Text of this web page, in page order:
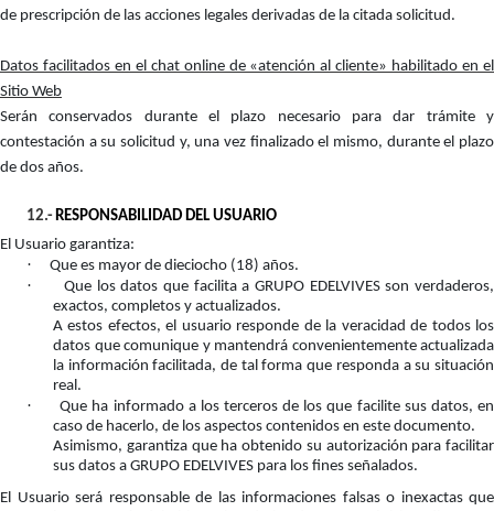
de prescripción de las acciones legales derivadas de la citada solicitud.
Datos facilitados en el chat online de «atención al cliente» habilitado en el
Sitio Web
Serán conservados durante el plazo necesario para dar trámite y
contestación a su solicitud y, una vez finalizado el mismo, durante el plazo
de dos años.
12.- RESPONSABILIDAD DEL USUARIO
El Usuario garantiza:
· Que es mayor de dieciocho (18) años.
·
Que los datos que facilita a GRUPO EDELVIVES son verdaderos,
exactos, completos y actualizados.
A estos efectos, el usuario responde de la veracidad de todos los
datos que comunique y mantendrá convenientemente actualizada
la información facilitada, de tal forma que responda a su situación
real.
·
Que ha informado a los terceros de los que facilite sus datos, en
caso de hacerlo, de los aspectos contenidos en este documento.
Asimismo, garantiza que ha obtenido su autorización para facilitar
sus datos a GRUPO EDELVIVES para los fines señalados.
El Usuario será responsable de las informaciones falsas o inexactas que